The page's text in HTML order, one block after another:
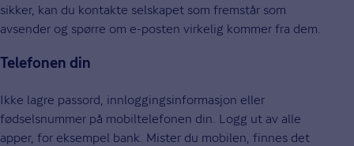
sikker, kan du kontakte selskapet som fremstår som
avsender og spørre om e-posten virkelig kommer fra dem.
Telefonen din
Ikke lagre passord, innloggingsinformasjon eller
fødselsnummer på mobiltelefonen din. Logg ut av alle
apper, for eksempel bank. Mister du mobilen, finnes det